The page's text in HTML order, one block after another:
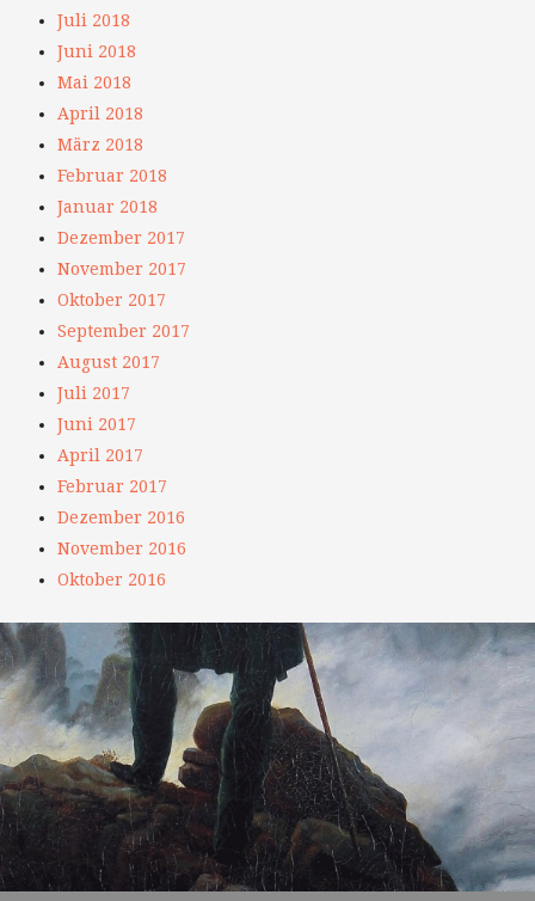
Juli 2018
Juni 2018
Mai 2018
April 2018
März 2018
Februar 2018
Januar 2018
Dezember 2017
November 2017
Oktober 2017
September 2017
August 2017
Juli 2017
Juni 2017
April 2017
Februar 2017
Dezember 2016
November 2016
Oktober 2016